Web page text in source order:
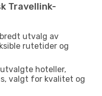
Travellink-
utvalg av
rutetider og
hoteller,
valgt for kvalitet og